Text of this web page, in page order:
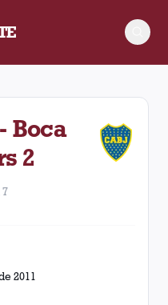
Juniors disputado el
Boca
2
2011